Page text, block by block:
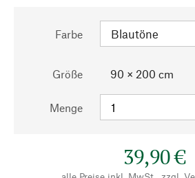
Farbe
Größe 90 × 200 cm
Menge
39,90 €